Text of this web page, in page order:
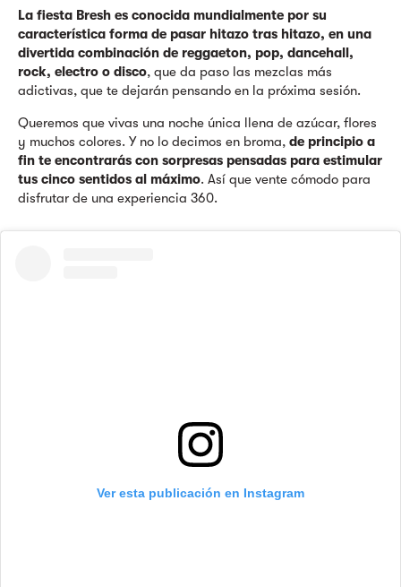
La fiesta Bresh es conocida mundialmente por su
característica forma de pasar hitazo tras hitazo, en una
divertida combinación de reggaeton, pop, dancehall,
rock, electro o disco, que da paso las mezclas más
adictivas, que te dejarán pensando en la próxima sesión.
Queremos que vivas una noche única llena de azúcar, flores
y muchos colores. Y no lo decimos en broma, de principio a
fin te encontrarás con sorpresas pensadas para estimular
tus cinco sentidos al máximo. Así que vente cómodo para
disfrutar de una experiencia 360.
Ver esta publicación en Instagram